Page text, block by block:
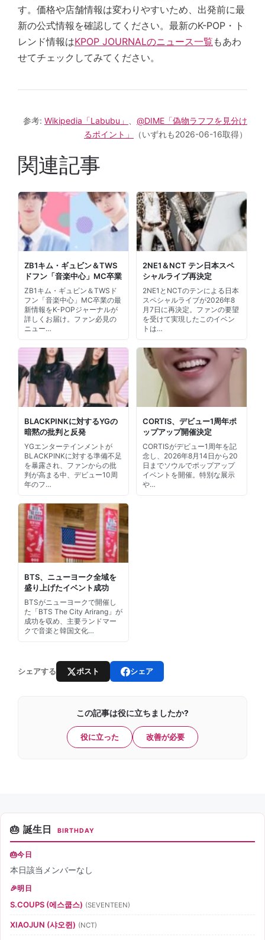
す。価格や店舗情報は変わりやすいため、出発前に最
新の公式情報を確認してください。最新のK-POP・ト
レンド情報はKPOP JOURNALのニュース一覧 もあわ
せてチェックしてみてください。
参考: Wikipedia「Labubu」
@DIME「偽物ラフフを見分け
るポイント」
（いずれも2026-06-16取得）
関連記事
ZB1キム・ギュビン＆TWS
ドフン「音楽中心」MC卒業
ZB1キム・ギュビン＆TWSド
フン「音楽中心」MC卒業の最
新情報をK-POPジャーナルが
詳しくお届け。ファン必見の
ニュー…
2NE1＆NCT テン日本スペ
シャルライブ再決定
2NE1とNCTのテンによる日本
スペシャルライブが2026年8
月7日に再決定。ファンの要望
を受けて実現したこのイベン
トは…
BLACKPINKに対するYGの
暗黙の批判と反発
YGエンターテインメントが
BLACKPINKに対する準備不足
を暴露され、ファンからの批
判が高まる中、デビュー10周
年のフ…
CORTIS、デビュー1周年ポ
ップアップ開催決定
CORTISがデビュー1周年を記
念し、2026年8月14日から20
日までソウルでポップアップ
イベントを開催。特別な展示
や…
BTS、ニューヨーク全域を
盛り上げたイベント成功
BTSがニューヨークで開催し
た「BTS The City Arirang」が
成功を収め、主要ランドマー
クで音楽と韓国文化…
シェアする ポスト シェア
この記事は役に立ちましたか?
役に立った 改善が必要
誕生日 BIRTHDAY
今日
本日該当メンバーなし
明日
S.COUPS (에스쿱스) (SEVENTEEN)
XIAOJUN (샤오쥔) (NCT)